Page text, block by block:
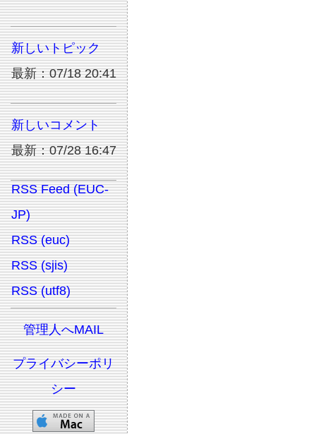
新しいトピック
最新：07/18 20:41
新しいコメント
最新：07/28 16:47
RSS Feed (EUC-
JP)
RSS (euc)
RSS (sjis)
RSS (utf8)
管理人へMAIL
プライバシーポリ
シー